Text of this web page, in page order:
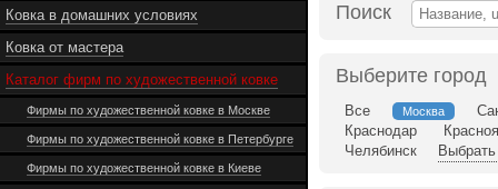
Ковка в домашних условиях
Ковка от мастера
Каталог фирм по художественной ковке
Фирмы по художественной ковке в Москве
Фирмы по художественной ковке в Петербурге
Фирмы по художественной ковке в Киеве
Поиск
Выберите город
Все Москва
Краснодар
Челябинск